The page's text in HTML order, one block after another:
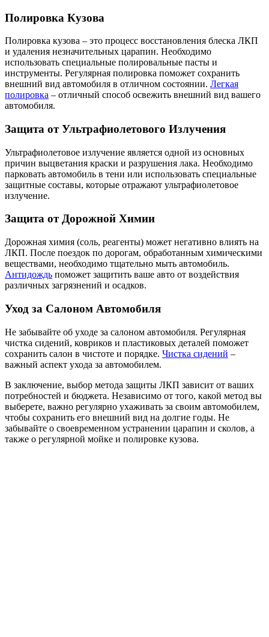
Полировка Кузова
Полировка кузова – это процесс восстановления блеска ЛКП
и удаления незначительных царапин. Необходимо
использовать специальные полировальные пасты и
инструменты. Регулярная полировка поможет сохранить
внешний вид автомобиля в отличном состоянии. Легкая
полировка – отличный способ освежить внешний вид вашего
автомобиля.
Защита от Ультрафиолетового Излучения
Ультрафиолетовое излучение является одной из основных
причин выцветания краски и разрушения лака. Необходимо
парковать автомобиль в тени или использовать специальные
защитные составы, которые отражают ультрафиолетовое
излучение.
Защита от Дорожной Химии
Дорожная химия (соль, реагенты) может негативно влиять на
ЛКП. После поездок по дорогам, обработанным химическими
веществами, необходимо тщательно мыть автомобиль.
Антидождь поможет защитить ваше авто от воздействия
различных загрязнений и осадков.
Уход за Салоном Автомобиля
Не забывайте об уходе за салоном автомобиля. Регулярная
чистка сидений, ковриков и пластиковых деталей поможет
сохранить салон в чистоте и порядке. Чистка сидений –
важный аспект ухода за автомобилем.
В заключение, выбор метода защиты ЛКП зависит от ваших
потребностей и бюджета. Независимо от того, какой метод вы
выберете, важно регулярно ухаживать за своим автомобилем,
чтобы сохранить его внешний вид на долгие годы. Не
забывайте о своевременном устранении царапин и сколов, а
также о регулярной мойке и полировке кузова.